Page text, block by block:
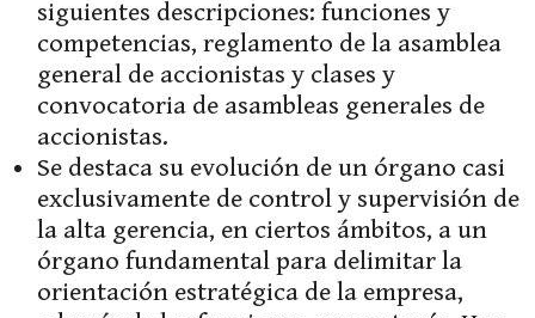
siguientes descripciones: funciones y
competencias, reglamento de la asamblea
general de accionistas y clases y
convocatoria de asambleas generales de
accionistas.
Se destaca su evolución de un órgano casi
exclusivamente de control y supervisión de
la alta gerencia, en ciertos ámbitos, a un
órgano fundamental para delimitar la
orientación estratégica de la empresa,